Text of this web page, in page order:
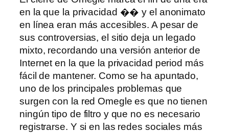
en la que la privacidad �� y el anonimato
en línea eran más accesibles. A pesar de
sus controversias, el sitio deja un legado
mixto, recordando una versión anterior de
Internet en la que la privacidad period más
fácil de mantener. Como se ha apuntado,
uno de los principales problemas que
surgen con la red Omegle es que no tienen
ningún tipo de filtro y que no es necesario
registrarse. Y si en las redes sociales más